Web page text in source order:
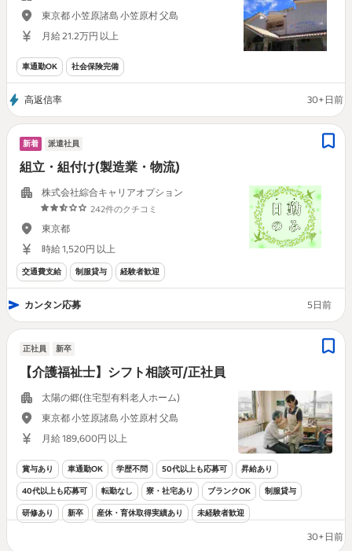
東京都 小笠原諸島 小笠原村 父島
月給 21.2万円 以上
車通勤OK 社会保険完備
高返信率 30+日前
新着 派遣社員
組立・組付け(製造業・物流)
株式会社綜合キャリアオプション
242件のクチコミ
東京都
時給 1,520円 以上
交通費支給 制服貸与 経験者歓迎
カンタン応募 5日前
正社員 新卒
【介護福祉士】シフト相談可/正社員
太陽の郷(住宅型有料老人ホーム)
東京都 小笠原諸島 小笠原村 父島
月給 189,600円 以上
賞与あり 車通勤OK 学歴不問 50代以上も応募可 昇給あり
40代以上も応募可 転勤なし 寮・社宅あり ブランクOK 制服貸与
研修あり 新卒 産休・育休取得実績あり 未経験者歓迎
30+日前